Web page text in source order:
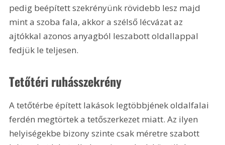
pedig beépített szekrényünk rövidebb lesz majd
mint a szoba fala, akkor a szélső lécvázat az
ajtókkal azonos anyagból leszabott oldallappal
fedjük le teljesen.
Tetőtéri ruhásszekrény
A tetőtérbe épített lakások legtöbbjének oldalfalai
ferdén megtörtek a tetőszerkezet miatt. Az ilyen
helyiségekbe bizony szinte csak méretre szabott